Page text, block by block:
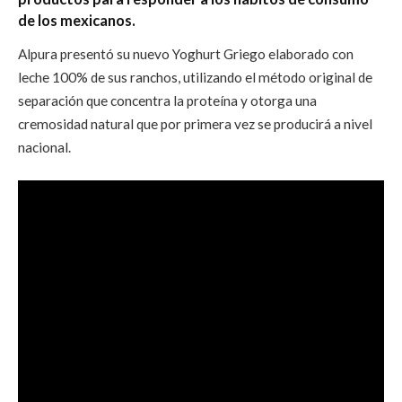
de los mexicanos.
Alpura presentó su nuevo Yoghurt Griego elaborado con
leche 100% de sus ranchos, utilizando el método original de
separación que concentra la proteína y otorga una
cremosidad natural que por primera vez se producirá a nivel
nacional.